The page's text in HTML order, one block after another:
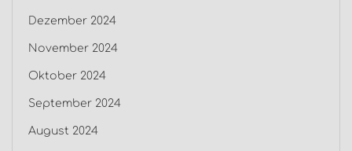
Dezember 2024
November 2024
Oktober 2024
September 2024
August 2024